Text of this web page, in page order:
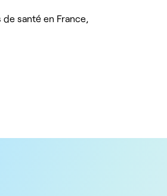
santé en France,